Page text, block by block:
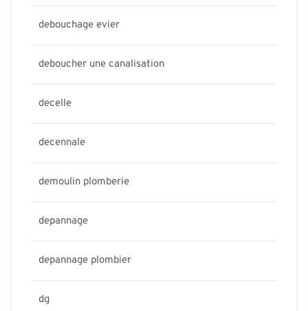
debouchage evier
deboucher une canalisation
decelle
decennale
demoulin plomberie
depannage
depannage plombier
dg